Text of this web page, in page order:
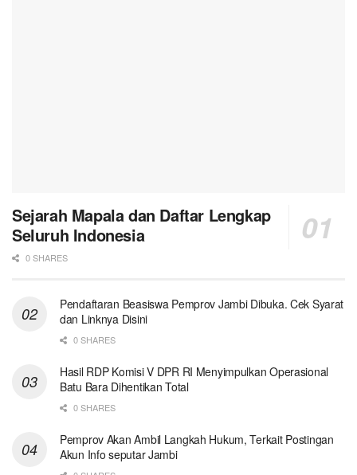
Sejarah Mapala dan Daftar Lengkap
Seluruh Indonesia
0 SHARES
Pendaftaran Beasiswa Pemprov Jambi Dibuka. Cek Syarat
dan Linknya Disini
0 SHARES
Hasil RDP Komisi V DPR RI Menyimpulkan Operasional
Batu Bara Dihentikan Total
0 SHARES
Pemprov Akan Ambil Langkah Hukum, Terkait Postingan
Akun Info seputar Jambi